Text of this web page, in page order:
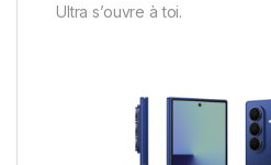
Ultra s’ouvre à toi.